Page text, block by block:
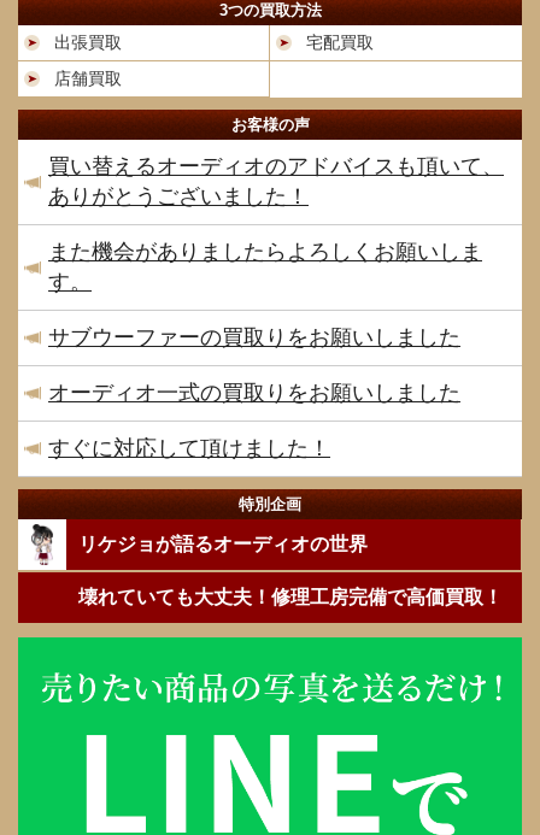
3つの買取方法
出張買取
宅配買取
店舗買取
お客様の声
買い替えるオーディオのアドバイスも頂いて、
ありがとうございました！
また機会がありましたらよろしくお願いしま
す。
サブウーファーの買取りをお願いしました
オーディオ一式の買取りをお願いしました
すぐに対応して頂けました！
特別企画
リケジョが語るオーディオの世界
壊れていても大丈夫！修理工房完備で高価買取！